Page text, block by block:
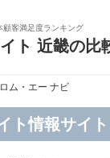
顧客満足度ランキング
ト 近畿の比
ム・エー ナビ
ト情報サイ